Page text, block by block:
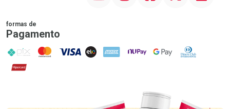
formas de
Pagamento
PIX MasterCard
VISA ELO AMEX NuPay Google PayDiners Club
Hipercard
Promoção em Destaque